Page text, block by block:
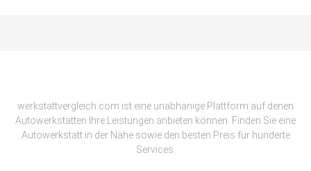
werkstattvergleich.com ist eine unabhänige Plattform auf denen
Autowerkstätten Ihre Leistungen anbieten können. Finden Sie eine
Autowerkstatt in der Nähe sowie den besten Preis für hunderte
Services.